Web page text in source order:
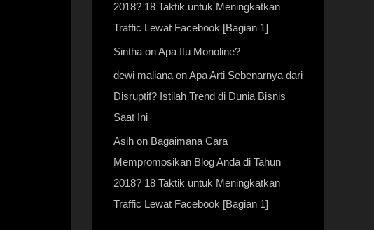
2018? 18 Taktik untuk Meningkatkan
Traffic Lewat Facebook [Bagian 1]
Sintha onApa Itu Monoline?
dewi maliana onApa Arti Sebenarnya dari
Disruptif? Istilah Trend di Dunia Bisnis
Saat Ini
Asih on Bagaimana Cara
Mempromosikan Blog Anda di Tahun
2018? 18 Taktik untuk Meningkatkan
Traffic Lewat Facebook [Bagian 1]